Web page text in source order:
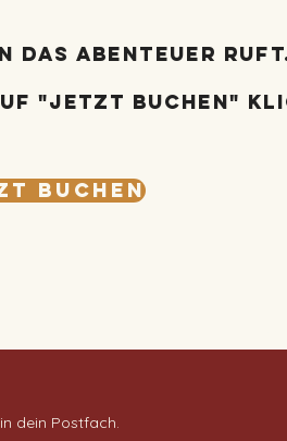
das Abenteuer
"jetzt Buchen"
buchen
dein Postfach.